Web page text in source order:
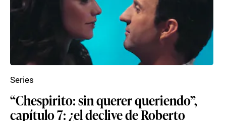
“Chespirito: sin querer queriendo”,
capítulo 7: ¿el declive de Roberto
Series